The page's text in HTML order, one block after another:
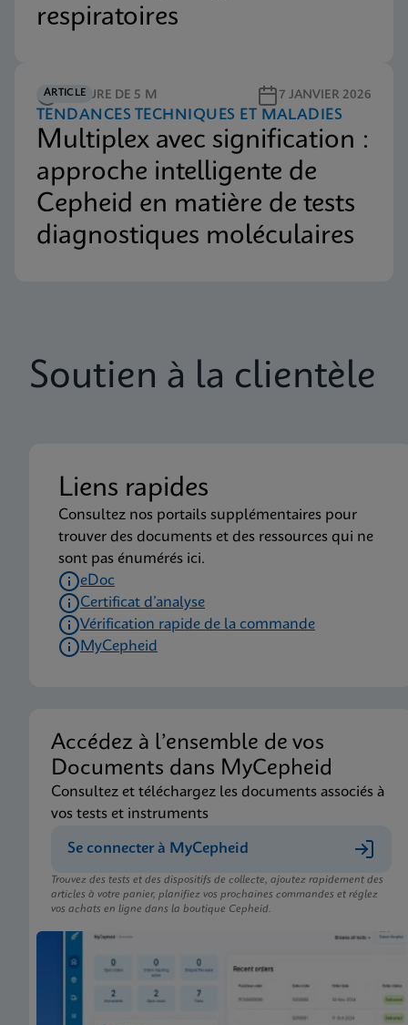
respiratoires
ARTICLE
LECTURE DE 5 M 7 JANVIER 2026
TENDANCES TECHNIQUES ET MALADIES
Multiplex avec signification :
approche intelligente de
Cepheid en matière de tests
diagnostiques moléculaires
Soutien à la clientèle
Liens rapides
Consultez nos portails supplémentaires pour
trouver des documents et des ressources qui ne
sont pas énumérés ici.
eDoc
Certificat d’analyse
Vérification rapide de la commande
MyCepheid
Accédez à l’ensemble de vos
Documents dans MyCepheid
Consultez et téléchargez les documents associés à
vos tests et instruments
Se connecter à MyCepheid
Trouvez des tests et des dispositifs de collecte, ajoutez rapidement des
articles à votre panier, planifiez vos prochaines commandes et réglez
vos achats en ligne dans la boutique Cepheid.